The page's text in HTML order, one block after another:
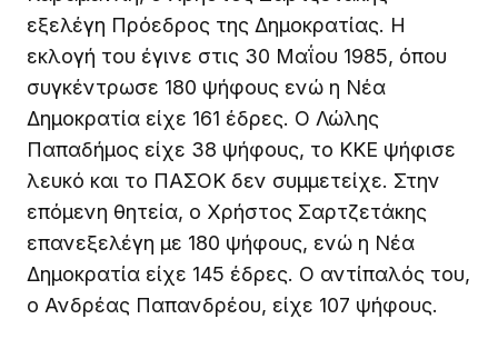
εξελέγη Πρόεδρος της Δημοκρατίας. Η
εκλογή του έγινε στις 30 Μαΐου 1985, όπου
συγκέντρωσε 180 ψήφους ενώ η Νέα
Δημοκρατία είχε 161 έδρες. Ο Λώλης
Παπαδήμος είχε 38 ψήφους, το ΚΚΕ ψήφισε
λευκό και το ΠΑΣΟΚ δεν συμμετείχε. Στην
επόμενη θητεία, ο Χρήστος Σαρτζετάκης
επανεξελέγη με 180 ψήφους, ενώ η Νέα
Δημοκρατία είχε 145 έδρες. Ο αντίπαλός του,
ο Ανδρέας Παπανδρέου, είχε 107 ψήφους.